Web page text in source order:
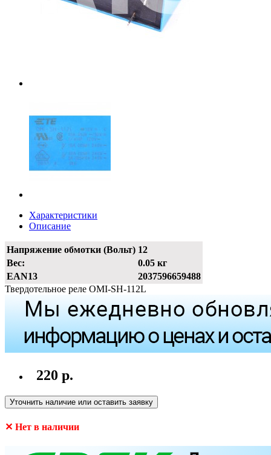
Характеристики
Описание
Напряжение обмотки (Вольт) 12
Вес:
0.05 кг
EAN13
2037596659488
Твердотельное реле OMI-SH-112L
220 р.
Уточнить наличие или оставить заявку
✕ Нет в наличии